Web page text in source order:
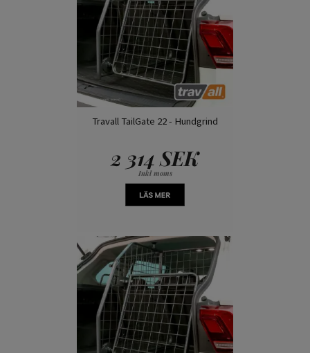
Travall TailGate 22 - Hundgrind
2 314 SEK
Inkl moms